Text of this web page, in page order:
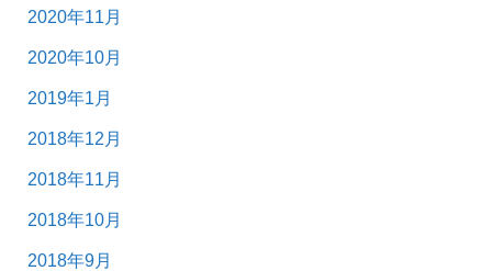
2020年11月
2020年10月
2019年1月
2018年12月
2018年11月
2018年10月
2018年9月